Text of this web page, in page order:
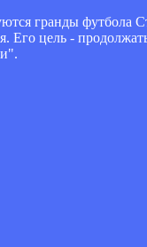
гранды футбола
Его цель -